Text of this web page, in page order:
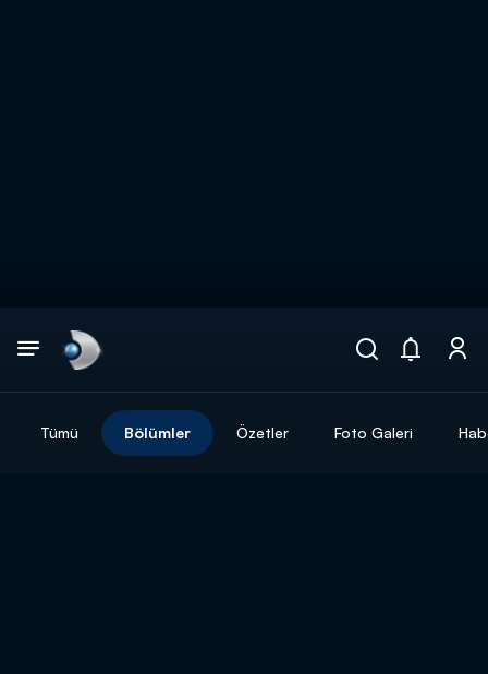
Tümü Bölümler Özetler Foto Galeri